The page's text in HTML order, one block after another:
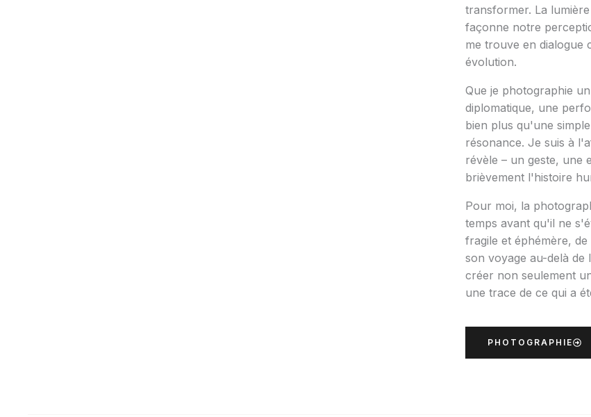
transformer. La
façonne notre
me trouve en dialogue
évolution.
Que je photographie
diplomatique, une
bien plus qu'une
résonance. Je suis à
révèle – un geste, une
brièvement l'histoire
Pour moi, la
temps avant qu'il ne
fragile et éphémère,
son voyage au-delà de
créer non seulement
une trace de ce qui a
PHOTOGRAPHIE